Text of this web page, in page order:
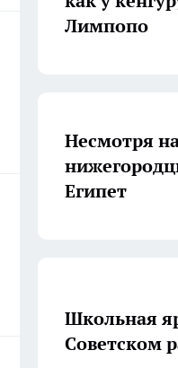
Лимпопо
Несмотря
Египет
Школьная
Советском